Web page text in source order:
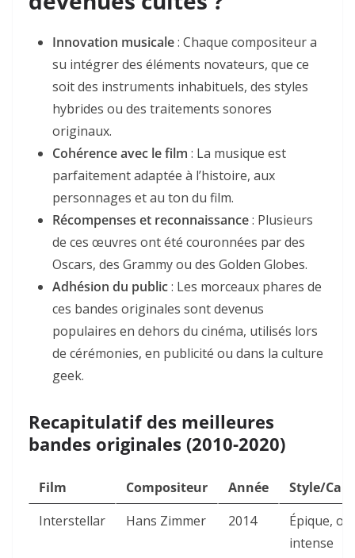
Innovation musicale: Chaque compositeur a
su intégrer des éléments novateurs, que ce
soit des instruments inhabituels, des styles
hybrides ou des traitements sonores
originaux.
Cohérence avec le film : La musique est
parfaitement adaptée à l’histoire, aux
personnages et au ton du film.
Récompenses et reconnaissance: Plusieurs
de ces œuvres ont été couronnées par des
Oscars, des Grammy ou des Golden Globes.
Adhésion du public: Les morceaux phares de
ces bandes originales sont devenus
populaires en dehors du cinéma, utilisés lors
de cérémonies, en publicité ou dans la culture
geek.
Recapitulatif des meilleures
bandes originales (2010-2020)
Film Compositeur Année
Style/
Interstellar
Hans Zimmer 2014
Épique,
intense